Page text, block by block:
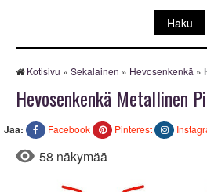
Kotisivu » Sekalainen » Hevosenkenkä »
Hevosenkenkä Metallinen
Jaa: Facebook Pinterest
58 näkymää